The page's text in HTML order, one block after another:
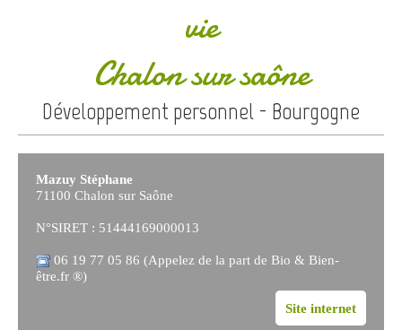
vie
Chalon sur saône
Développement personnel - Bourgogne
Mazuy Stéphane
71100 Chalon sur Saône
N°SIRET : 51444169000013
06 19 77 05 86 (Appelez de la part de Bio & Bien-
être.fr ®)
Site internet